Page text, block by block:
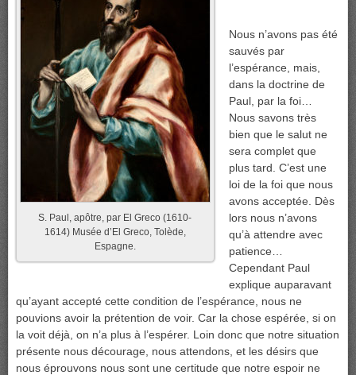
S. Paul, apôtre, par El Greco (1610-
1614) Musée d’El Greco, Tolède,
Espagne.
Nous n’avons pas été
sauvés par
l’espérance, mais,
dans la doctrine de
Paul, par la foi…
Nous savons très
bien que le salut ne
sera complet que
plus tard. C’est une
loi de la foi que nous
avons acceptée. Dès
lors nous n’avons
qu’à attendre avec
patience…
Cependant Paul
explique auparavant
qu’ayant accepté cette condition de l’espérance, nous ne
pouvions avoir la prétention de voir. Car la chose espérée, si on
la voit déjà, on n’a plus à l’espérer. Loin donc que notre situation
présente nous décourage, nous attendons, et les désirs que
nous éprouvons nous sont une certitude que notre espoir ne